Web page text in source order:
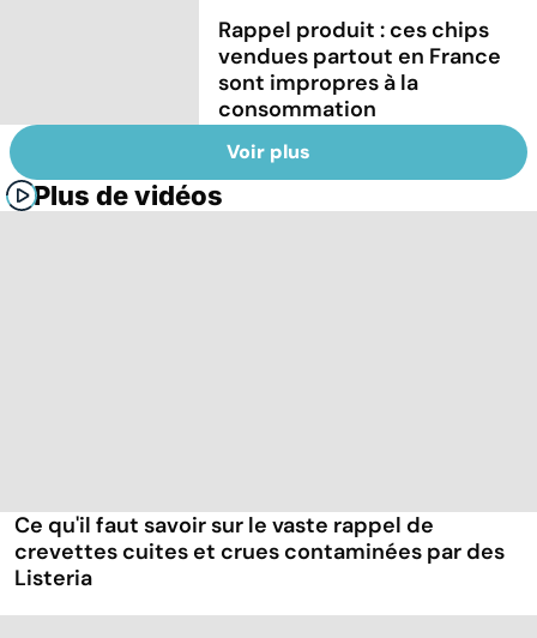
Rappel produit : ces chips
vendues partout en France
sont impropres à la
consommation
Voir plus
Plus de vidéos
Ce qu'il faut savoir sur le vaste rappel de
crevettes cuites et crues contaminées par des
Listeria